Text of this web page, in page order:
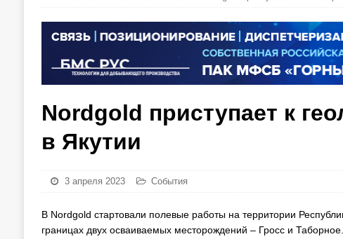
Nordgold приступает к
в Якутии
3 апреля 2023 События
В Nordgold стартовали полевые работы на территории
границах двух осваиваемых месторождений – Гросс и